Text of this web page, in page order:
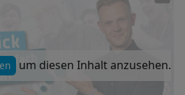
um diesen Inhalt anzusehen.